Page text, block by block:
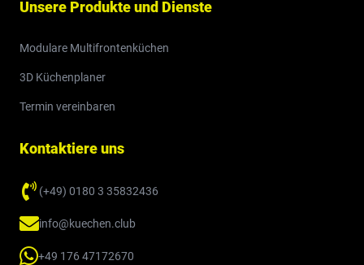
Unsere Produkte und Dienste
Modulare Multifrontenküchen
3D Küchenplaner
Termin vereinbaren
Kontaktiere uns
(+49) 0180 3 35832436
info@kuechen.club
+49 176 47172670